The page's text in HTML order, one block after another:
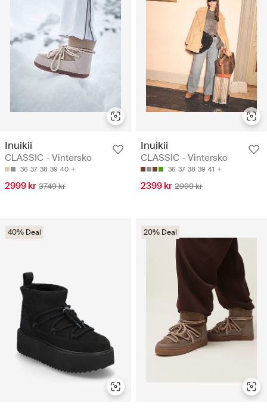
Inuikii
CLASSIC - Vintersko
36 37 38 39 40
2999 kr 3749 kr
Inuikii
CLASSIC - Vintersko
36 37 38 39 41
2399 kr 2999 kr
40% Deal 20% Deal